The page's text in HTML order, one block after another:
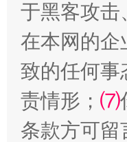
于黑客攻击
在本网的企
致的任何事
责情形； ⑺
条款方可留